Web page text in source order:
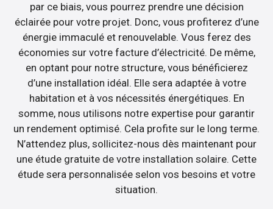
par ce biais, vous pourrez prendre une décision
éclairée pour votre projet. Donc, vous profiterez d’une
énergie immaculé et renouvelable. Vous ferez des
économies sur votre facture d’électricité. De même,
en optant pour notre structure, vous bénéficierez
d’une installation idéal. Elle sera adaptée à votre
habitation et à vos nécessités énergétiques. En
somme, nous utilisons notre expertise pour garantir
un rendement optimisé. Cela profite sur le long terme.
N’attendez plus, sollicitez-nous dès maintenant pour
une étude gratuite de votre installation solaire. Cette
étude sera personnalisée selon vos besoins et votre
situation.